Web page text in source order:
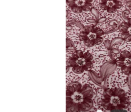
POLITIQUE
CONFIDENTIALITÉ